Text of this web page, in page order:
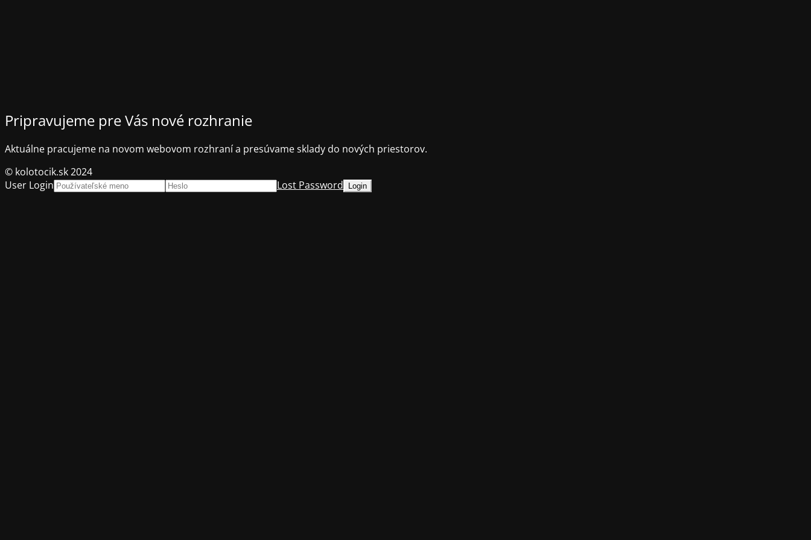
Pripravujeme pre Vás nové rozhranie
Aktuálne pracujeme na novom webovom rozhraní a presúvame sklady do nových priestorov.
© kolotocik.sk 2024
User Login
Lost Password